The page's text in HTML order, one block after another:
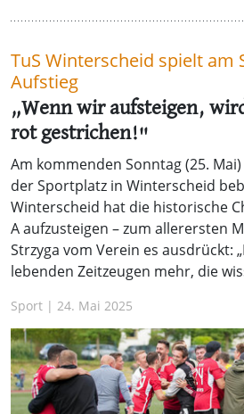
TuS Winterscheid spielt am
Aufstieg
„Wenn wir aufsteigen,
rot gestrichen!"
Am kommenden Sonntag (25.
der Sportplatz in Winterscheid
Winterscheid hat die historische
A aufzusteigen – zum allerersten
Strzyga vom Verein es ausdrückt:
lebenden Zeitzeugen mehr, die
Sport | 24. Mai 2025